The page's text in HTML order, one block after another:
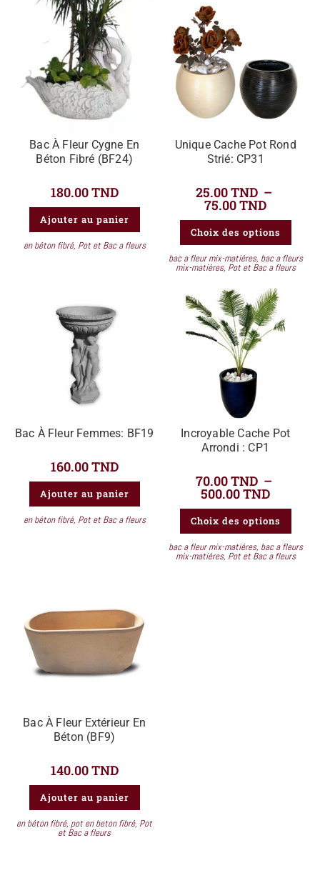
Bac À Fleur Cygne En
Béton Fibré (BF24)
180.00TND
Ajouter au panier
en béton fibré, Pot et Bac a fleurs
Unique Cache Pot Rond
Strié: CP31
25.00TND –
75.00TND
Choix des options
bac a fleur mix-matiéres, bac a fleurs
mix-matiéres, Pot et Bac a fleurs
Bac À Fleur Femmes: BF19
160.00TND
Ajouter au panier
en béton fibré, Pot et Bac a fleurs
Incroyable Cache Pot
Arrondi : CP1
70.00TND –
500.00TND
Choix des options
bac a fleur mix-matiéres, bac a fleurs
mix-matiéres, Pot et Bac a fleurs
Bac À Fleur Extérieur En
Béton (BF9)
140.00TND
Ajouter au panier
en béton fibré,pot en beton fibré, Pot
et Bac a fleurs